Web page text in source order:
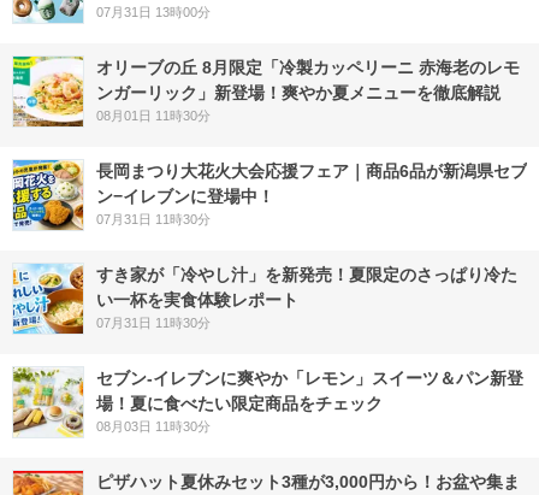
07月31日 13時00分
オリーブの丘 8月限定「冷製カッペリーニ 赤海老のレモ
ンガーリック」新登場！爽やか夏メニューを徹底解説
08月01日 11時30分
長岡まつり大花火大会応援フェア｜商品6品が新潟県セブ
ン−イレブンに登場中！
07月31日 11時30分
すき家が「冷やし汁」を新発売！夏限定のさっぱり冷た
い一杯を実食体験レポート
07月31日 11時30分
セブン‐イレブンに爽やか「レモン」スイーツ＆パン新登
場！夏に食べたい限定商品をチェック
08月03日 11時30分
ピザハット夏休みセット3種が3,000円から！お盆や集ま